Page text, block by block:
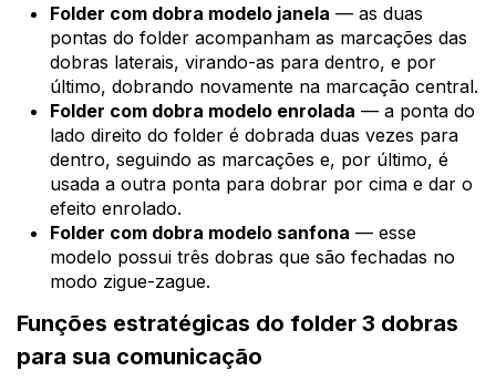
Folder com dobra modelo janela — as duas
pontas do folder acompanham as marcações das
dobras laterais, virando-as para dentro, e por
último, dobrando novamente na marcação central.
Folder com dobra modelo enrolada — a ponta do
lado direito do folder é dobrada duas vezes para
dentro, seguindo as marcações e, por último, é
usada a outra ponta para dobrar por cima e dar o
efeito enrolado.
Folder com dobra modelo sanfona — esse
modelo possui três dobras que são fechadas no
modo zigue-zague.
Funções estratégicas do folder 3 dobras
para sua comunicação